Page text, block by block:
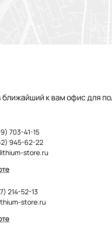
к вам офис для
703-41-15
945-62-22
store.ru
214-52-13
store.ru